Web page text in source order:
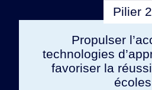
Pilier 2
Propulser
technologies
favoriser la
écoles